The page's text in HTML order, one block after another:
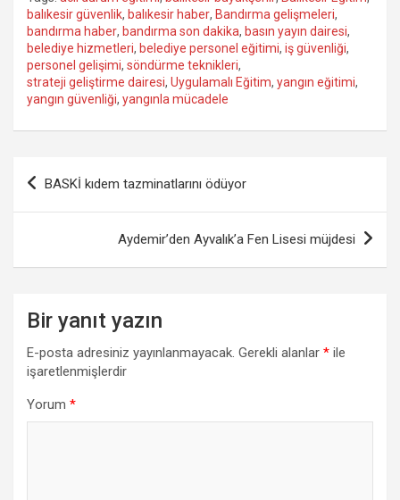
balıkesir güvenlik, balıkesir haber, Bandırma gelişmeleri,
bandırma haber, bandırma son dakika, basın yayın dairesi,
belediye hizmetleri, belediye personel eğitimi, iş güvenliği,
personel gelişimi, söndürme teknikleri,
strateji geliştirme dairesi, Uygulamalı Eğitim, yangın eğitimi,
yangın güvenliği, yangınla mücadele
Yazı
BASKİ kıdem tazminatlarını ödüyor
Aydemir’den Ayvalık’a Fen Lisesi müjdesi
Bir yanıt yazın
E-posta adresiniz yayınlanmayacak. Gerekli alanlar * ile
işaretlenmişlerdir
Yorum *